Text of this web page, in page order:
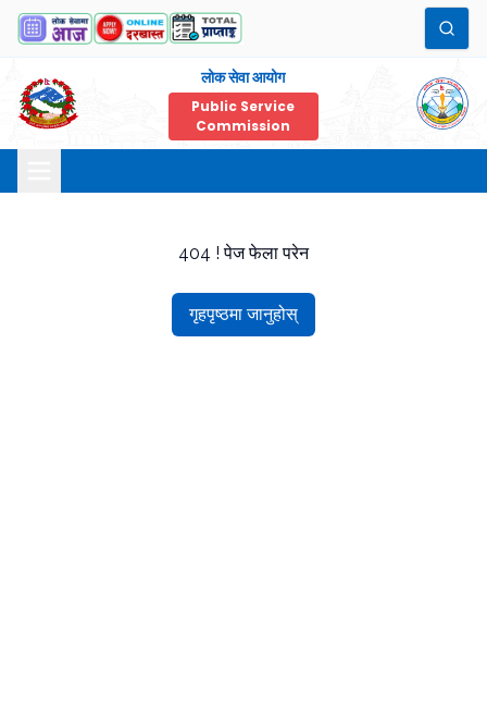
लोक सेवा आयोग
Public Service
Commission
404 ! पेज फेला परेन
गृहपृष्ठमा जानुहोस्